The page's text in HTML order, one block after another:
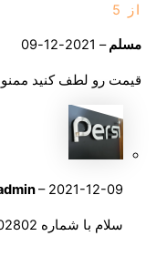
از 5
مسلم–
2021-12-09
قیمت رو لطف کنید
– 2021-12-09
سلام با شماره 09352202802 تماس بگیرید راهنمایی کنن